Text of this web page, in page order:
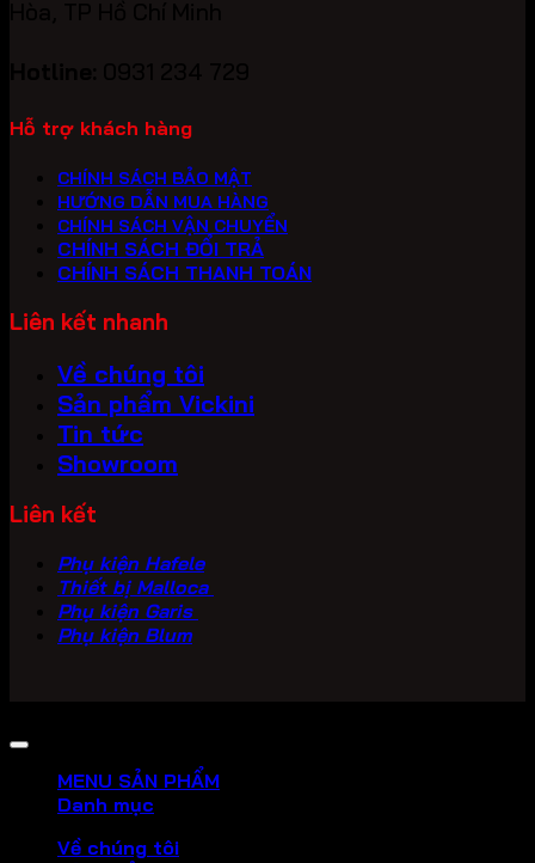
Hỗ trợ khách hàng
CHÍNH SÁCH BẢO MẬT
HƯỚNG DẪN MUA HÀNG
CHÍNH SÁCH VẬN CHUYỂN
CHÍNH SÁCH ĐỔI TRẢ
CHÍNH SÁCH THANH TOÁN
Liên kết nhanh
Về chúng tôi
Sản phẩm Vickini
Tin tức
Showroom
Liên kết
Phụ kiện Hafele
Thiết bị Malloca
Phụ kiện Garis
Phụ kiện Blum
MENU SẢN PHẨM
Danh mục
Về chúng tôi